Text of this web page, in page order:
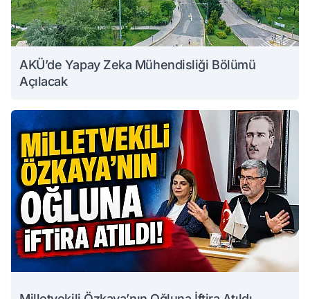
AKÜ’de Yapay Zeka Mühendisliği Bölümü
Açılacak